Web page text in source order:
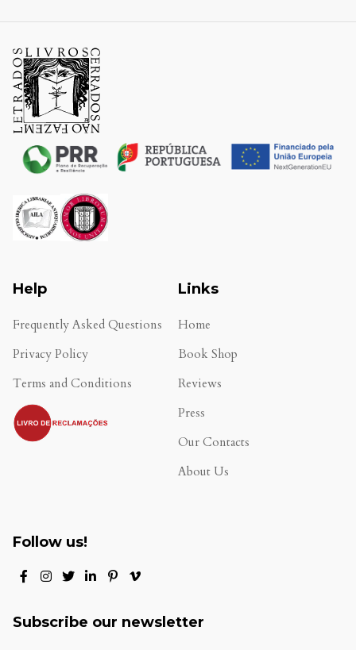
Help
Frequently Asked Questions
Privacy Policy
Terms and Conditions
.
Links
Home
Book Shop
Reviews
Press
Our Contacts
About Us
Follow us!
Subscribe our newsletter